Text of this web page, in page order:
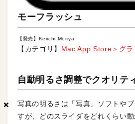
×
×
×
モーフラッシュ
【発売】Keiichi Moriya
【カテゴリ】 Mac App Store＞グ
自動明るさ調整でクオリテ
写真の明るさは「写真」ソフトや
すが、どのスライダをどれくらい